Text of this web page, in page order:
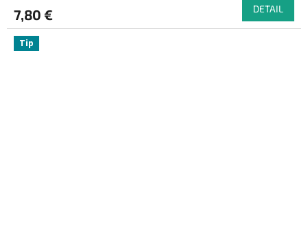
7,80 € DETAIL
Tip